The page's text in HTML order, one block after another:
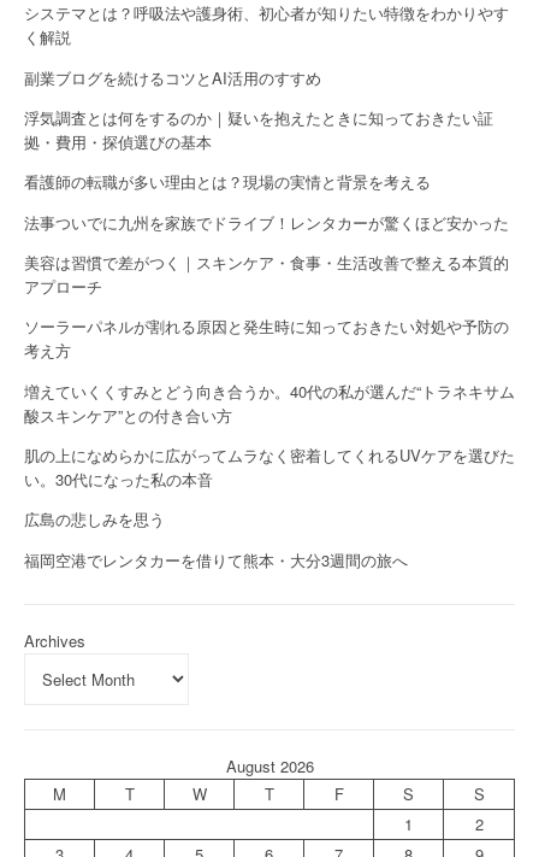
システマとは？呼吸法や護身術、初心者が知りたい特徴をわかりやす
く解説
副業ブログを続けるコツとAI活用のすすめ
浮気調査とは何をするのか｜疑いを抱えたときに知っておきたい証
拠・費用・探偵選びの基本
看護師の転職が多い理由とは？現場の実情と背景を考える
法事ついでに九州を家族でドライブ！レンタカーが驚くほど安かった
美容は習慣で差がつく｜スキンケア・食事・生活改善で整える本質的
アプローチ
ソーラーパネルが割れる原因と発生時に知っておきたい対処や予防の
考え方
増えていくくすみとどう向き合うか。40代の私が選んだ“トラネキサム
酸スキンケア”との付き合い方
肌の上になめらかに広がってムラなく密着してくれるUVケアを選びた
い。30代になった私の本音
広島の悲しみを思う
福岡空港でレンタカーを借りて熊本・大分3週間の旅へ
Archives
August 2026
M
T W T F S
S
1
2